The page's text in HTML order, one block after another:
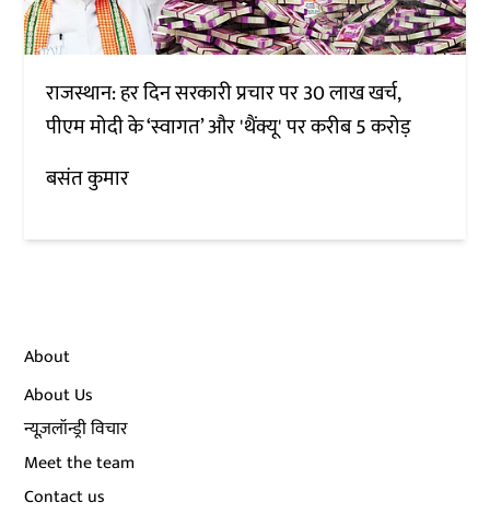
राजस्थान: हर दिन सरकारी प्रचार पर 30 लाख खर्च,
पीएम मोदी के ‘स्वागत’ और 'थैंक्यू' पर करीब 5 करोड़
बसंत कुमार
About
About Us
न्यूज़लॉन्ड्री विचार
Meet the team
Contact us